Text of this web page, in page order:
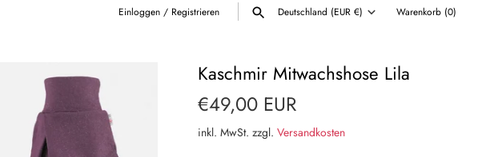
Einloggen / Registrieren Währung
Deutschland (EUR €) Warenkorb (0)
Kaschmir Mitwachshose Lila
€49,00 EUR
inkl. MwSt. zzgl. Versandkosten